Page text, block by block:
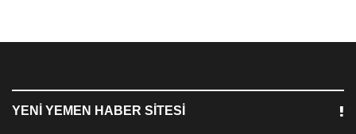
YENI YEMEN HABER SITESI